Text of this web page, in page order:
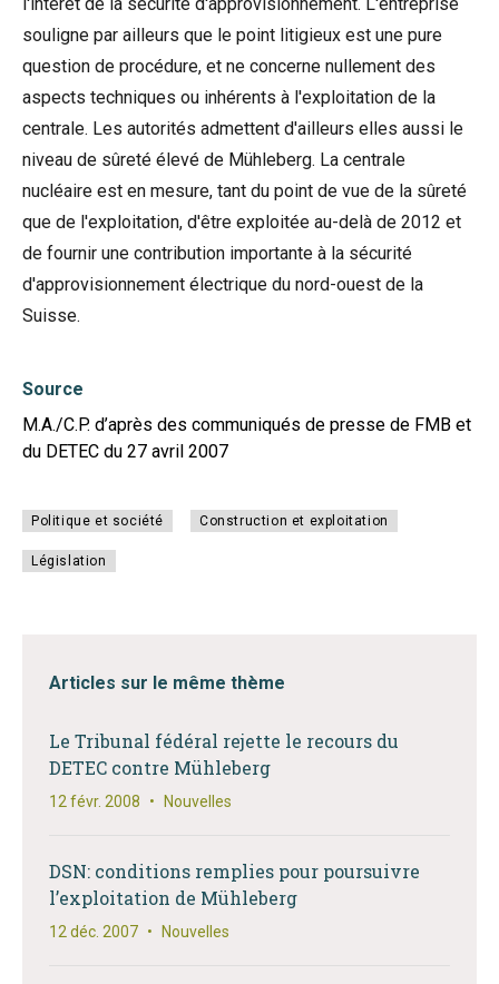
souligne par ailleurs que le point litigieux est une pure
question de procédure, et ne concerne nullement des
aspects techniques ou inhérents à l'exploitation de la
centrale. Les autorités admettent d'ailleurs elles aussi le
niveau de sûreté élevé de Mühleberg. La centrale
nucléaire est en mesure, tant du point de vue de la sûreté
que de l'exploitation, d'être exploitée au-delà de 2012 et
de fournir une contribution importante à la sécurité
d'approvisionnement électrique du nord-ouest de la
Suisse.
Source
M.A./C.P. d’après des communiqués de presse de FMB et
du DETEC du 27 avril 2007
Politique et société Construction et exploitation
Législation
Articles sur le même thème
Le Tribunal fédéral rejette le recours du
DETEC contre Mühleberg
12 févr. 2008 • Nouvelles
DSN: conditions remplies pour poursuivre
l’exploitation de Mühleberg
12 déc. 2007 • Nouvelles